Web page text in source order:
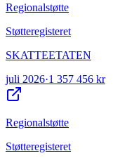
Regionalstøtte
Støtteregisteret
SKATTEETATEN
juli 2026·1 357 456 kr
Regionalstøtte
Støtteregisteret